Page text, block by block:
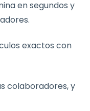
en segundos y
exactos con
colaboradores, y